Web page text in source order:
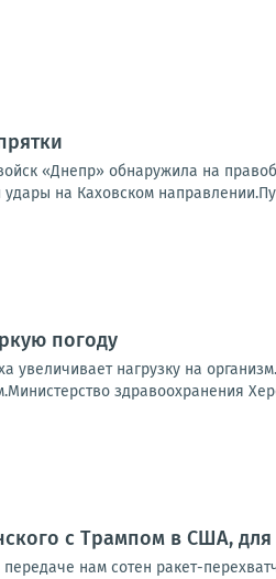
«Днепр» обнаружила на
на Каховском
погоду
увеличивает нагрузку на
здравоохранения
с Трампом в США,
нам сотен ракет-